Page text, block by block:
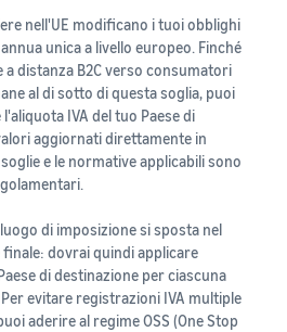
nell'UE modificano i tuoi obblighi
unica a livello europeo. Finché
a distanza B2C verso consumatori
al di sotto di questa soglia, puoi
IVA del tuo Paese di
aggiornati direttamente in
e le normative applicabili sono
di imposizione si sposta nel
dovrai quindi applicare
di destinazione per ciascuna
evitare registrazioni IVA multiple
aderire al regime OSS (One Stop